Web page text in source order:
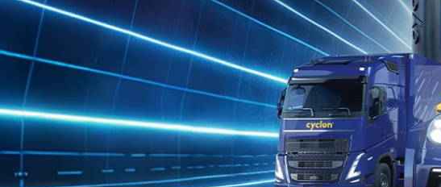
Find the appropriate Cyclon lubricant
for your vehicle or equipment!!